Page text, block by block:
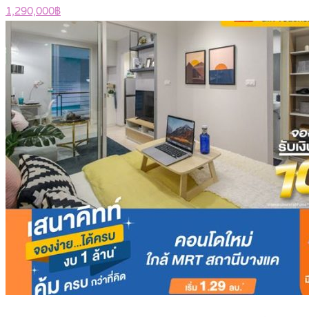
1,290,000฿